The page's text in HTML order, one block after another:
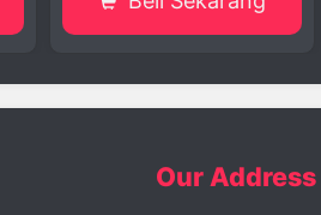
Our Address